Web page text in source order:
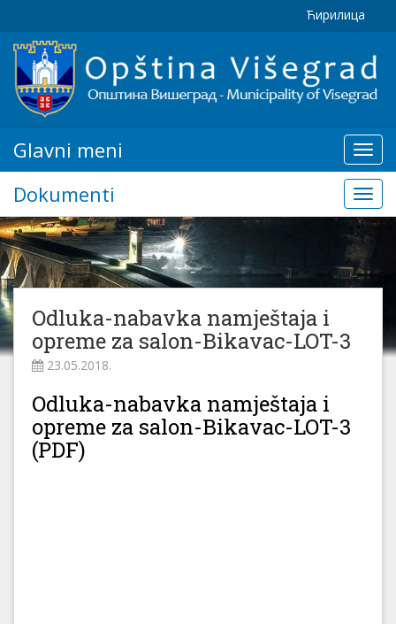
Ћирилица
Glavni
meni
Glavni meni
Dokumenti
Odluka-nabavka namještaja i
opreme za salon-Bikavac-LOT-3
23.05.2018.
Odluka-nabavka namještaja i
opreme za salon-Bikavac-LOT-3
(PDF)